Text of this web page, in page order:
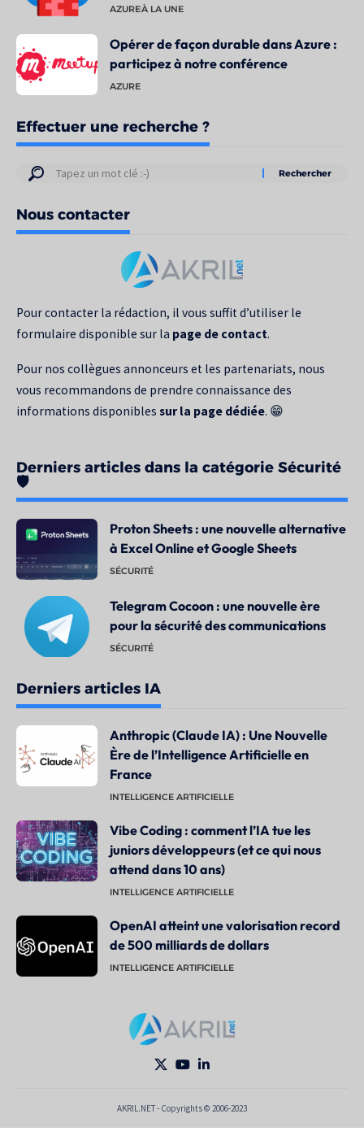
AZUREÀ LA UNE
Opérer de façon durable dans Azure :
participez à notre conférence
AZURE
Effectuer une recherche ?
Résultats
votre
recherche
Nous contacter
Pour contacter la rédaction, il vous suffit d’utiliser le
formulaire disponible sur la page de contact.
Pour nos collègues annonceurs et les partenariats, nous
vous recommandons de prendre connaissance des
informations disponibles sur la page dédiée. 😁
Derniers articles dans la catégorie Sécurité
🛡️
Proton Sheets : une nouvelle alternative
à Excel Online et Google Sheets
SÉCURITÉ
Telegram Cocoon : une nouvelle ère
pour la sécurité des communications
SÉCURITÉ
Derniers articles IA
Anthropic (Claude IA) : Une Nouvelle
Ère de l’Intelligence Artificielle en
France
INTELLIGENCE ARTIFICIELLE
Vibe Coding : comment l’IA tue les
juniors développeurs (et ce qui nous
attend dans 10 ans)
INTELLIGENCE ARTIFICIELLE
OpenAI atteint une valorisation record
de 500 milliards de dollars
INTELLIGENCE ARTIFICIELLE
AKRIL.NET - Copyrights © 2006-2023